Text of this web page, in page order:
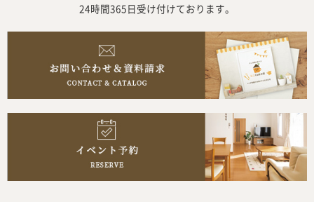
24時間365日受け付けております。